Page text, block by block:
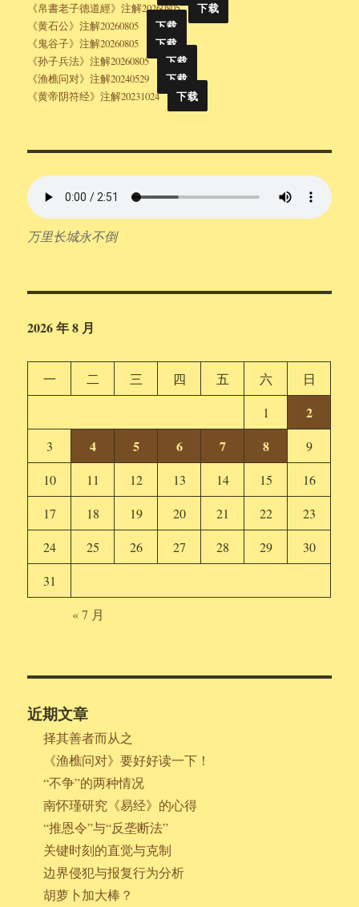
《帛書老子德道經》注解20260805
下载
《黄石公》注解20260805
下载
《鬼谷子》注解20260805
下载
《孙子兵法》注解20260805
下载
《渔樵问对》注解20240529
下载
《黄帝阴符经》注解20231024
下载
万里长城永不倒
2026 年 8 月
一 二 三 四 五 六
日
1
2
3 4 5 6 7 8
9
10
11 12 13 14 15
16
17
18 19 20 21 22
23
24
25 26 27 28 29
30
31
« 7 月
近期文章
择其善者而从之
《渔樵问对》要好好读一下！
“不争”的两种情况
南怀瑾研究《易经》的心得
“推恩令”与“反垄断法”
关键时刻的直觉与克制
边界侵犯与报复行为分析
胡萝卜加大棒？